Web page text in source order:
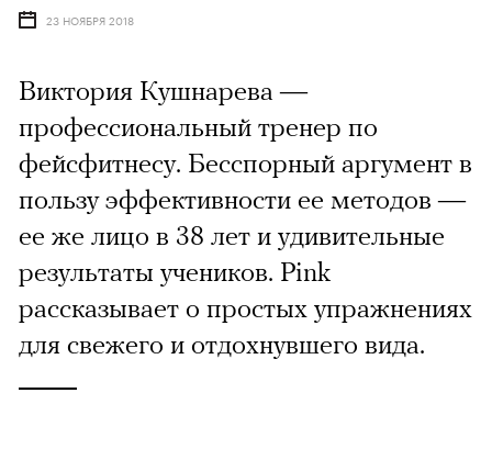
23 НОЯБРЯ 2018
Виктория Кушнарева —
профессиональный тренер по
фейсфитнесу. Бесспорный аргумент в
пользу эффективности ее методов —
ее же лицо в 38 лет и удивительные
результаты учеников. Pink
рассказывает о простых упражнениях
для свежего и отдохнувшего вида.